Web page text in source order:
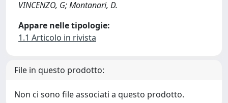
VINCENZO, G; Montanari, D.
Appare nelle tipologie:
1.1 Articolo in rivista
File in questo prodotto:
Non ci sono file associati a questo prodotto.